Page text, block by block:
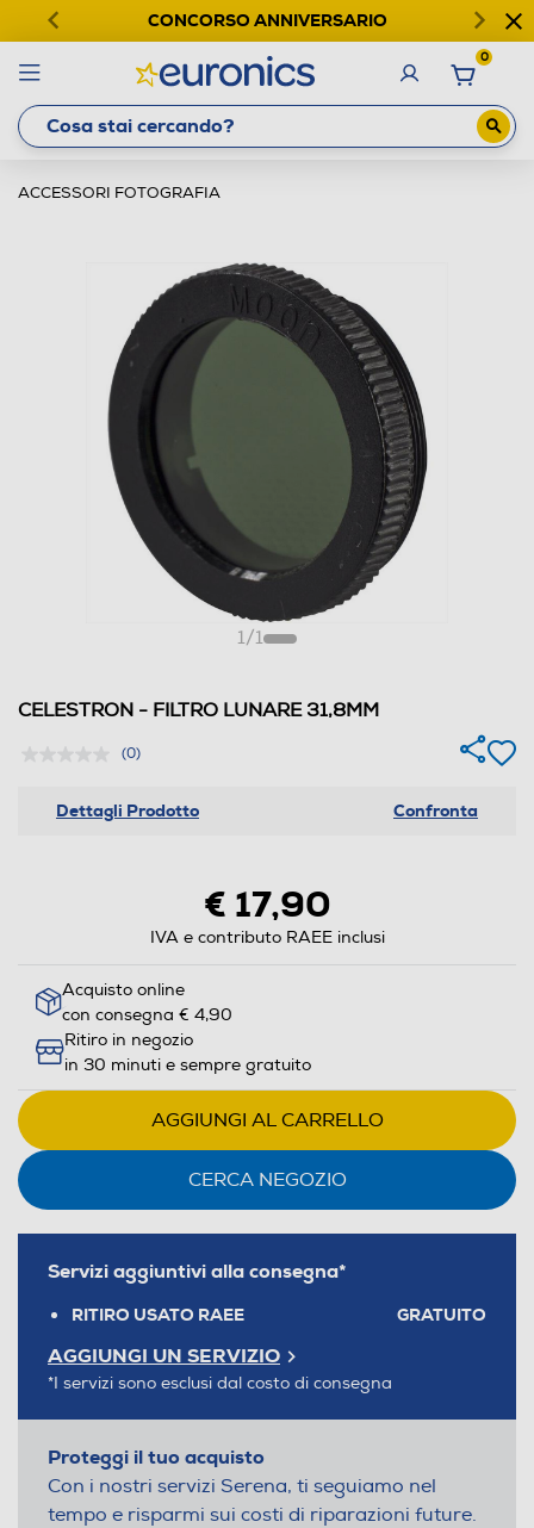
CONCORSO ANNIVERSARIO
0
ACCESSORI FOTOGRAFIA
1/1
CELESTRON - FILTRO LUNARE 31,8MM
(0)
Dettagli Prodotto Confronta
€ 17,90
IVA e contributo RAEE inclusi
Acquisto online
con consegna € 4,90
Ritiro in negozio
in 30 minuti e sempre gratuito
AGGIUNGI AL CARRELLO
CERCA NEGOZIO
Servizi aggiuntivi alla consegna*
RITIRO USATO RAEE GRATUITO
AGGIUNGI UN SERVIZIO
*I servizi sono esclusi dal costo di consegna
Proteggi il tuo acquisto
Con i nostri servizi Serena, ti seguiamo nel
tempo e risparmi sui costi di riparazioni future.